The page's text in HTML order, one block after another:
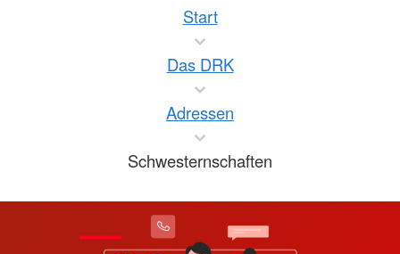
Start
Das DRK
Adressen
Schwesternschaften